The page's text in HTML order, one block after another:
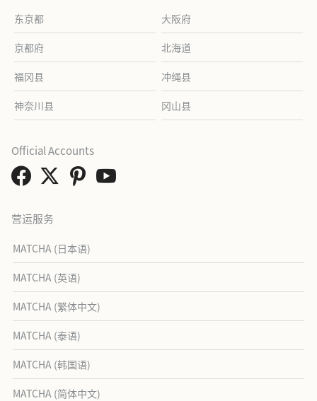
东京都 大阪府
京都府 北海道
福冈县 冲绳县
神奈川县 冈山县
营运服务
MATCHA (日本语)
MATCHA (英语)
MATCHA (繁体中文)
MATCHA (泰语)
MATCHA (韩国语)
MATCHA (简体中文)
Official Accounts